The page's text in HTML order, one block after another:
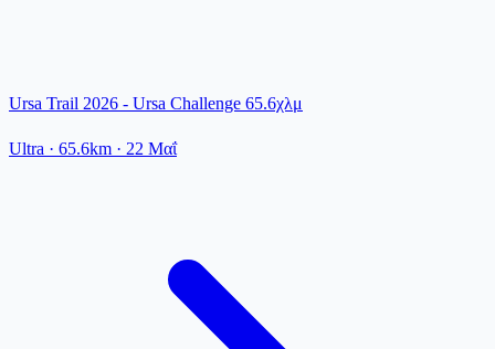
Ursa Trail 2026 - Ursa Challenge 65.6χλμ
Ultra · 65.6km · 22 Μαΐ